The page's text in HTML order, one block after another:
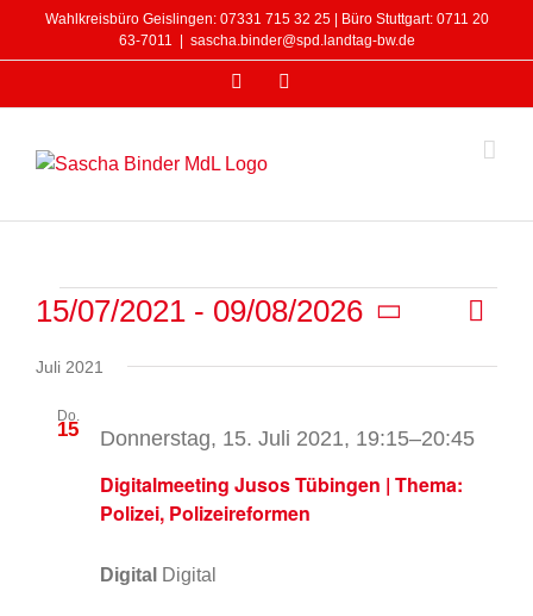
Wahlkreisbüro Geislingen: 07331 715 32 25 | Büro Stuttgart: 0711 20
63-7011
sascha.binder@spd.landtag-bw.de
Facebook
Veranstaltungen Liste
15/07/2021 - 09/08/2026
wählen.
Juli 2021
Do.
15
Digitalmeeting Jusos Tübingen | Thema:
Polizei, Polizeireformen
Donnerstag, 15. Juli 2021, 19:15–20:45
Digital Digital